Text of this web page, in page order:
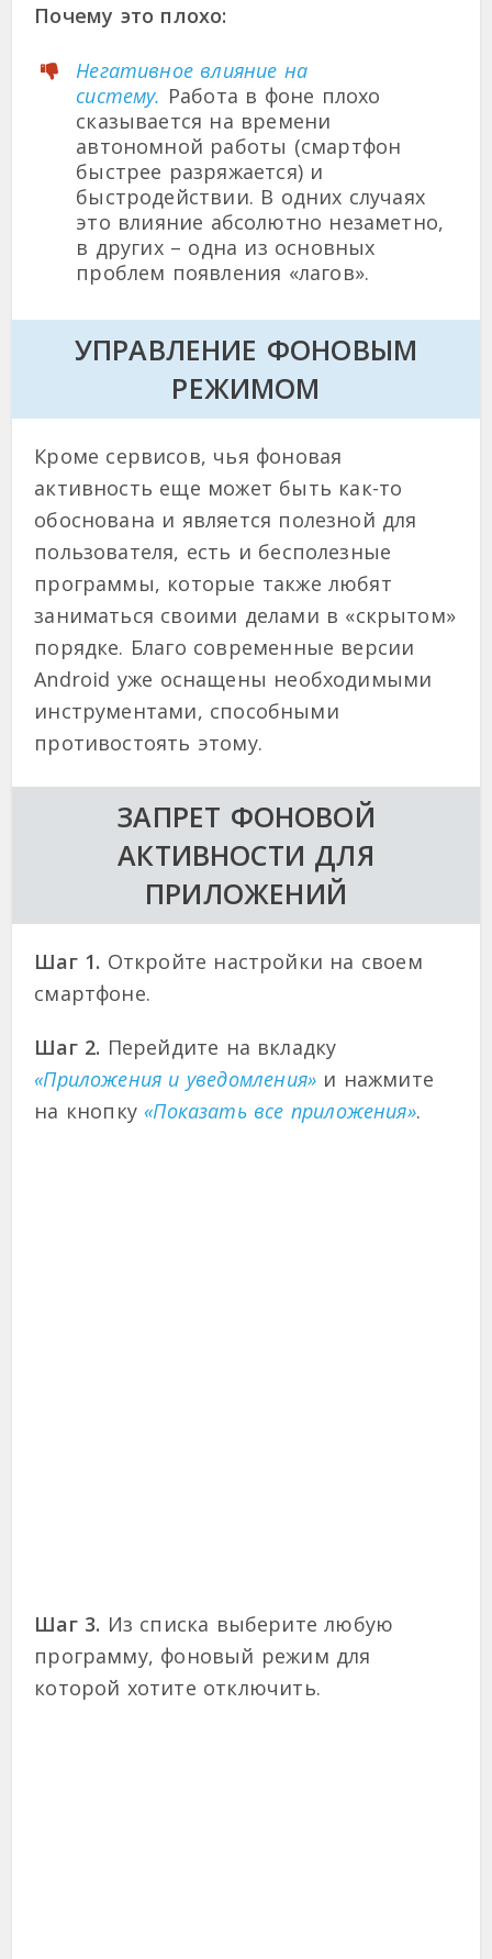
Почему это плохо:
Негативное влияние на
систему. Работа в фоне плохо
сказывается на времени
автономной работы (смартфон
быстрее разряжается) и
быстродействии. В одних случаях
это влияние абсолютно незаметно,
в других – одна из основных
проблем появления «лагов».
УПРАВЛЕНИЕ ФОНОВЫМ
РЕЖИМОМ
Кроме сервисов, чья фоновая
активность еще может быть как-то
обоснована и является полезной для
пользователя, есть и бесполезные
программы, которые также любят
заниматься своими делами в «скрытом»
порядке. Благо современные версии
Android уже оснащены необходимыми
инструментами, способными
противостоять этому.
ЗАПРЕТ ФОНОВОЙ
АКТИВНОСТИ ДЛЯ
ПРИЛОЖЕНИЙ
Шаг 1. Откройте настройки на своем
смартфоне.
Шаг 2. Перейдите на вкладку
«Приложения и уведомления» и нажмите
на кнопку «Показать все приложения».
Шаг 3. Из списка выберите любую
программу, фоновый режим для
которой хотите отключить.